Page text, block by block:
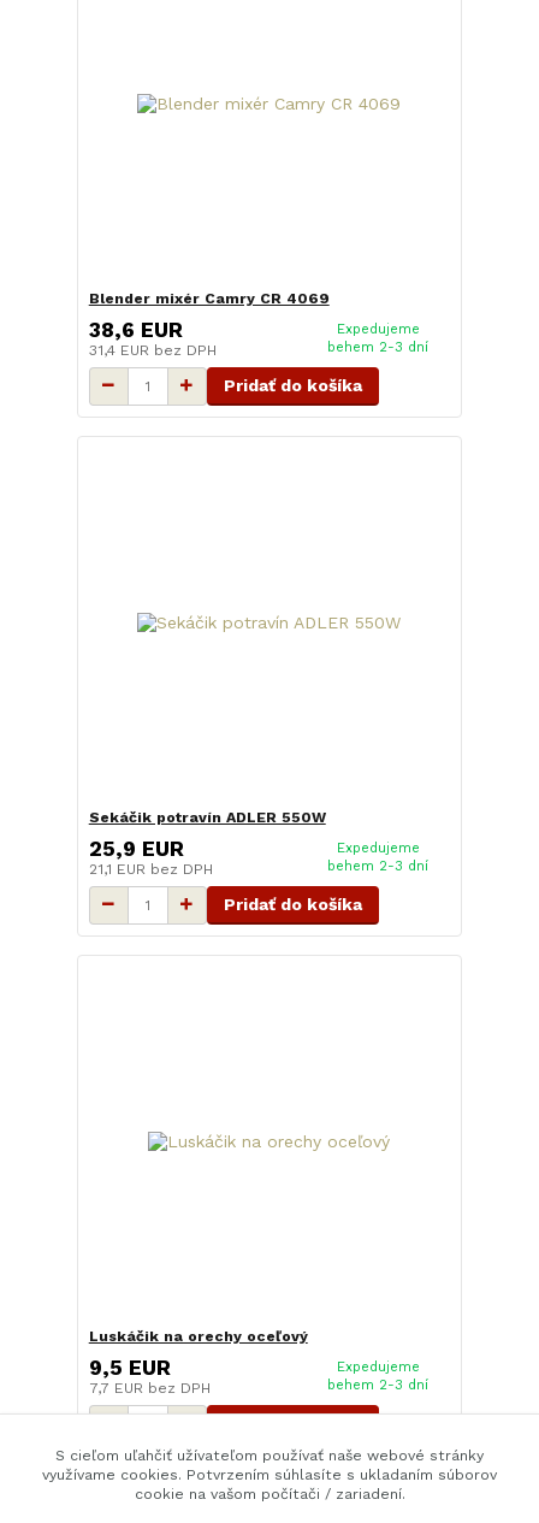
Blender mixér Camry CR 4069
38,6 EUR
31,4 EUR bez DPH
Expedujeme
behem 2-3 dní
Pridať do košíka
Sekáčik potravín ADLER 550W
25,9 EUR
21,1 EUR bez DPH
Expedujeme
behem 2-3 dní
Pridať do košíka
Luskáčik na orechy oceľový
9,5 EUR
7,7 EUR bez DPH
Expedujeme
behem 2-3 dní
strana z 1
S cieľom uľahčiť užívateľom používať naše webové stránky
využívame cookies. Potvrzením súhlasíte s ukladaním súborov
cookie na vašom počítači / zariadení.